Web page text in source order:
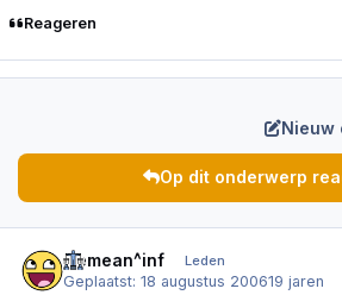
Reageren
Nieuw
Op dit onderwerp
Nemean^inf Leden
Geplaatst:18 augustus 200619 jaren